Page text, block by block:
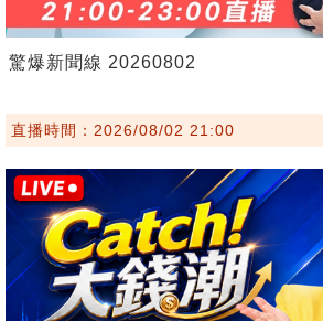
驚爆新聞線 20260802
直播時間：2026/08/02 21:00